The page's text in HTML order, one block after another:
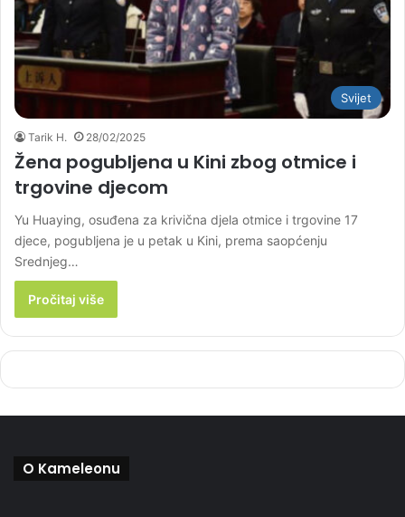
Svijet
Tarik H. 28/02/2025
Žena pogubljena u Kini zbog otmice i
trgovine djecom
Yu Huaying, osuđena za krivična djela otmice i trgovine 17
djece, pogubljena je u petak u Kini, prema saopćenju
Srednjeg…
Pročitaj više
O Kameleonu